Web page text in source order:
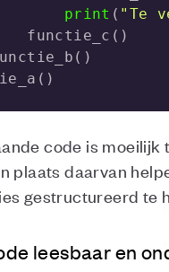
print ( "Te
code is moeilijk
plaats daarvan
gestructureerd te
leesbaar en